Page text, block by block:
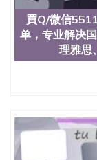
買Q/微信
单，专业解决
理雅思